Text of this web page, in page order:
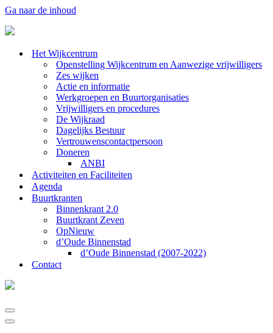
Ga naar de inhoud
Het Wijkcentrum
Openstelling Wijkcentrum en Aanwezige vrijwilligers
Zes wijken
Actie en informatie
Werkgroepen en Buurtorganisaties
Vrijwilligers en procedures
De Wijkraad
Dagelijks Bestuur
Vertrouwenscontactpersoon
Doneren
ANBI
Activiteiten en Faciliteiten
Agenda
Buurtkranten
Binnenkrant 2.0
Buurtkrant Zeven
OpNieuw
d’Oude Binnenstad
d’Oude Binnenstad (2007-2022)
Contact
Navigatie
Menu
Navigatie